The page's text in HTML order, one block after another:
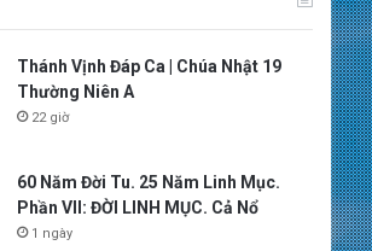
Thánh Vịnh Đáp Ca | Chúa Nhật 19
Thường Niên A
22 giờ
60 Năm Đời Tu. 25 Năm Linh Mục.
Phần VII: ĐỜI LINH MỤC. Cả Nổ
1 ngày